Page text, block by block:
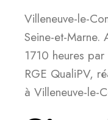
Villeneuve-le-
Seine-et-Marne.
1710 heures
RGE QualiPV,
à Villeneuve-le-